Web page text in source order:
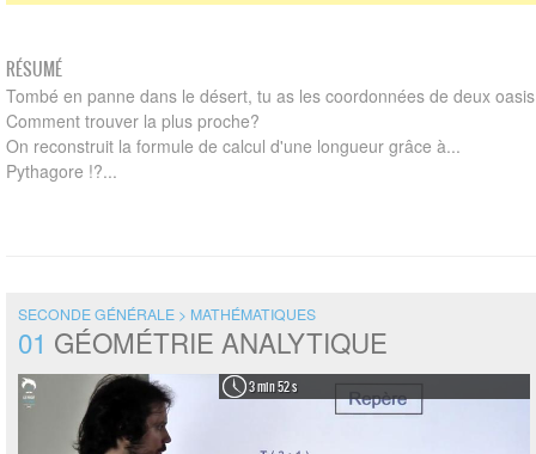
RÉSUMÉ
Tombé en panne dans le désert, tu as les coordonnées de deux
Comment trouver la plus proche?
On reconstruit la formule de calcul d'une longueur grâce à...
Pythagore !?...
SECONDE GÉNÉRALE > MATHÉMATIQUES
01 GÉOMÉTRIE ANALYTIQUE
3 min 52 s